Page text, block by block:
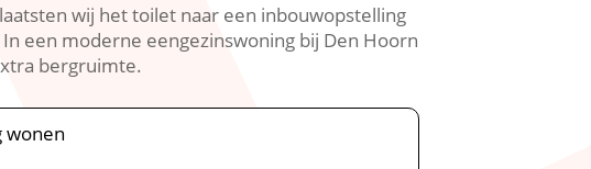
wij het toilet naar een inbouwopstelling
een moderne eengezinswoning bij Den Hoorn
bergruimte.​
wonen